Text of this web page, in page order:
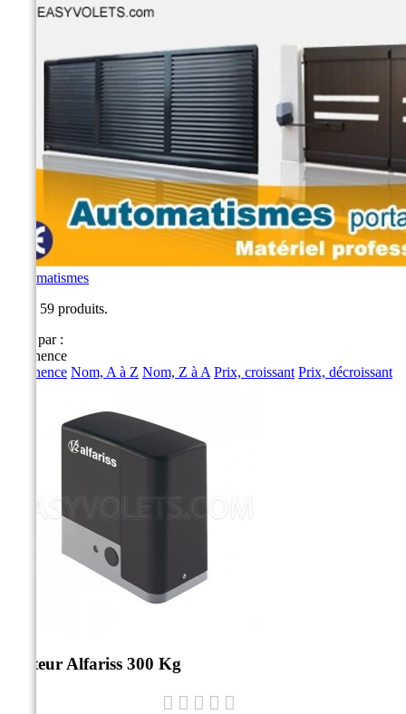
Automatismes
Il y a 59 produits.
Trier par :
Pertinence
Pertinence Nom, A à Z Nom, Z à A Prix, croissant Prix, décroissant
Moteur Alfariss 300 Kg